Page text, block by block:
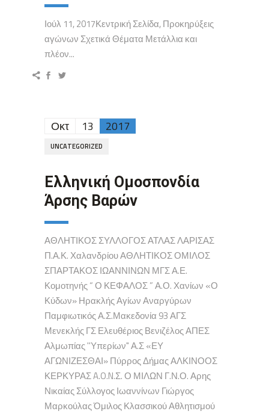
Ιούλ 11, 2017Κεντρική Σελίδα, Προκηρύξεις
αγώνων Σχετικά Θέματα Μετάλλια και
πλέον...
Οκτ 13 2017
UNCATEGORIZED
Ελληνική Ομοσπονδία
Άρσης Βαρών
ΑΘΛΗΤΙΚΟΣ ΣΥΛΛΟΓΟΣ ΑΤΛΑΣ ΛΑΡΙΣΑΣ
Π.Α.Κ. Χαλανδρίου ΑΘΛΗΤΙΚΟΣ ΟΜΙΛΟΣ
ΣΠΑΡΤΑΚΟΣ ΙΩΑΝΝΙΝΩΝ ΜΓΣ Α.Ε.
Κομοτηνής “ Ο ΚΕΦΑΛΟΣ ” Α.Ο. Χανίων «Ο
Κύδων» Ηρακλής Αγίων Αναργύρων
Παμφιωτικός Α.Σ.Μακεδονία 93 ΑΓΣ
Μενεκλής ΓΣ Ελευθέριος Βενιζέλος ΑΠΕΣ
Αλμωπίας ''Υπερίων" Α.Σ «ΕΥ
ΑΓΩΝΙΖΕΣΘΑΙ» Πύρρος Δήμας ΑΛΚΙΝΟΟΣ
ΚΕΡΚΥΡΑΣ A.O.N.Σ. Ο ΜΙΛΩΝ Γ.Ν.Ο. Αρης
Νικαίας Σύλλογος Ιωαννίνων Γιώργος
Μαρκούλας Όμιλος Κλασσικού Αθλητισμού